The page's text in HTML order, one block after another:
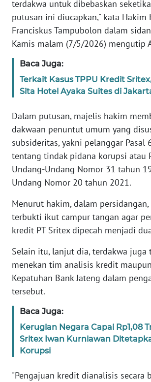
terdakwa untuk dibebaskan
putusan ini diucapkan," kata Hakim
Franciskus Tampubolon dalam
Kamis malam (7/5/2026) mengutip
Baca Juga:
Terkait Kasus TPPU Kredit
Sita Hotel Ayaka Suites di
Dalam putusan, majelis hakim
dakwaan penuntut umum yang
subsideritas, yakni pelanggar Pasal
tentang tindak pidana korupsi atau
Undang-Undang Nomor 31 tahun
Undang Nomor 20 tahun 2021.
Menurut hakim, dalam
terbukti ikut campur tangan agar
kredit PT Sritex dipecah menjadi
Selain itu, lanjut dia, terdakwa juga
menekan tim analisis kredit
Kepatuhan Bank Jateng dalam
tersebut.
Baca Juga:
Kerugian Negara Capai Rp1,08
Sritex Iwan Kurniawan
Korupsi
"Pengajuan kredit dianalisis secara
KAMI
PEDOMAN
MEDIA
SIBER
REDAKSI
KARIR
DISCLAIMER
Wahana
News
Regional
SUMUT
WN
JAKARTA
WN
JABAR
WN